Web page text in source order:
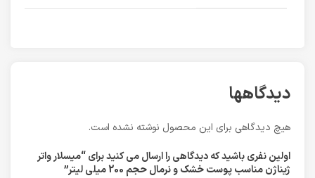
دیدگاهها
هیچ دیدگاهی برای این محصول نوشته نشده است.
اولین نفری باشید که دیدگاهی را ارسال می کنید برای “میسلار واتر
ژیناژن مناسب پوست خشک و نرمال حجم 200 میلی لیتر”